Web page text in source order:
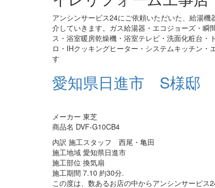
アンシンサービス24にご依頼いただいた、給湯
介していきます。ガス給湯器・エコジョーズ・
ス・浴室暖房乾燥機・浴室テレビ・洗面化粧台
ロ・IHクッキングヒーター・システムキッチン
す
愛知県日進市 S様邸
メーカー 東芝
商品名 DVF-G10CB4
内訳 施工スタッフ 西尾・亀田
施工地域 愛知県日進市
施工部位 換気扇
施工期間 7.10 約30分.
この度は、数あるお店の中からアンシンサービス